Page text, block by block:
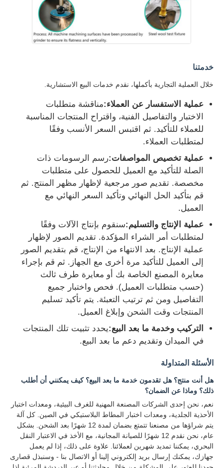
خدمتنا
خلال العملية التجارية بأكملها، نقدم خدمات البيع الاستشارية.
عملية الاستفسار عن العملاء:مناقشة متطلبات
الاختبار والتفاصيل الفنية، واقتراح المنتجات المناسبة
للعملاء للتأكيد. ثم اقتبس السعر الأنسب وفقًا
لمتطلبات العملاء.
عملية تخصيص المواصفات:رسم الرسومات ذات
الصلة للتأكيد مع العميل للحصول على متطلبات
مخصصة. تقديم صور مرجعية لإظهار مظهر المنتج. ثم
قم بتأكيد الحل النهائي وتأكيد السعر النهائي مع
العميل.
عملية الإنتاج والتسليم:سنقوم بإنتاج الآلات وفقًا
لمتطلبات أمر الشراء المؤكدة. تقديم الصور لإظهار
عملية الإنتاج. بعد الانتهاء من الإنتاج، قم بتقديم الصور
إلى العميل للتأكيد مرة أخرى مع الجهاز. ثم قم بإجراء
معايرة المصنع الخاصة بك أو معايرة طرف ثالث
(حسب متطلبات العميل). فحص واختبار جميع
التفاصيل ومن ثم ترتيب التعبئة. يتم تأكيد تسليم
المنتجات وقت الشحن وإبلاغ العميل.
التركيب وخدمة ما بعد البيع:يحدد تثبيت تلك المنتجات
في الميدان وتقديم دعم ما بعد البيع.
الأسئلة المتداولة
هل أنت منتج؟ هل تقدمون خدمة ما بعد البيع؟ كيف يمكنني أن أطلب
ذلك؟ وماذا عن الضمان؟
نعم، نحن إحدى الشركات المصنعة المهنية للغرف البيئية، ومعدات اختبار
الأحذية الجلدية، ومعدات اختبار المطاط البلاستيكي في الصين. كل آلة
يتم شراؤها من مصنعنا تتمتع بضمان لمدة 12 شهرًا بعد الشحن. بشكل
عام، نحن نقدم 12 شهرًا للصيانة المجانية، مع الأخذ في الاعتبار النقل
البحري، يمكننا تمديد شهرين لعملائنا. علاوة على ذلك، إذا لم يعمل
جهازك، يمكنك إرسال بريد إلكتروني إلينا أو الاتصال بنا - وسنبذل قصارى